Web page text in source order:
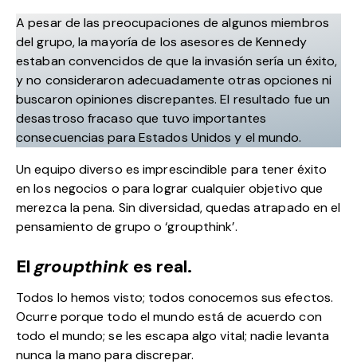
A pesar de las preocupaciones de algunos miembros
del grupo, la mayoría de los asesores deKennedy
estaban convencidos de que la invasión sería un éxito,
y no consideraron adecuadamente otras opciones ni
buscaron opiniones discrepantes. El resultado fue un
desastroso fracaso que tuvo importantes
consecuencias para Estados Unidos y el mundo.
Un equipo diverso es imprescindible para tener éxito
en los negocios o para lograr cualquier objetivo que
merezca la pena. Sindiversidad,quedas atrapado en el
pensamiento de grupo o ‘groupthink’.
El groupthink es real.
Todos lo hemos visto; todos conocemos sus efectos.
Ocurre porque todo el mundo está de acuerdo con
todo el mundo; se les escapa algo vital; nadie levanta
nunca la mano para discrepar.